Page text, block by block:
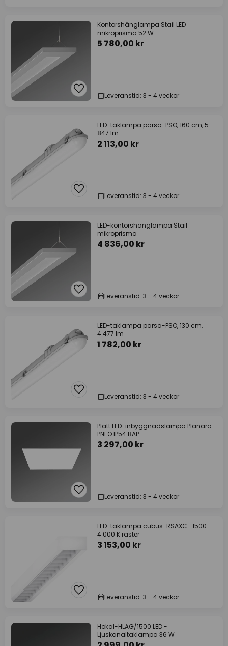
Kontorshänglampa Stail LED
mikroprisma 52 W
5 780,00 kr
Leveranstid: 3 - 4 veckor
LED-taklampa parsa-PSO, 160 cm, 5
847 lm
2 113,00 kr
Leveranstid: 3 - 4 veckor
LED-kontorshänglampa Stail
mikroprisma
4 836,00 kr
Leveranstid: 3 - 4 veckor
LED-taklampa parsa-PSO, 130 cm,
4 477 lm
1 782,00 kr
Leveranstid: 3 - 4 veckor
Platt LED-inbyggnadslampa Planara-
PNEO IP54 BAP
3 297,00 kr
Leveranstid: 3 - 4 veckor
LED-taklampa cubus-RSAXC- 1500
4 000 K raster
3 153,00 kr
Leveranstid: 3 - 4 veckor
Hokal-HLAG/1500 LED -
Ljuskanaltaklampa 36 W